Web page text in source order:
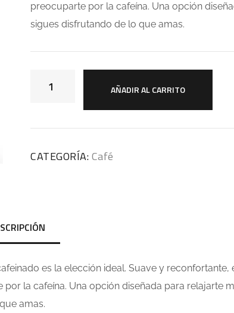
preocuparte por la cafeína. Una opción
sigues disfrutando de lo que amas.
AÑADIR AL CARRITO
CATEGORÍA:Café
es la elección ideal. Suave y
la cafeína. Una opción diseñada para relajarte
amas.